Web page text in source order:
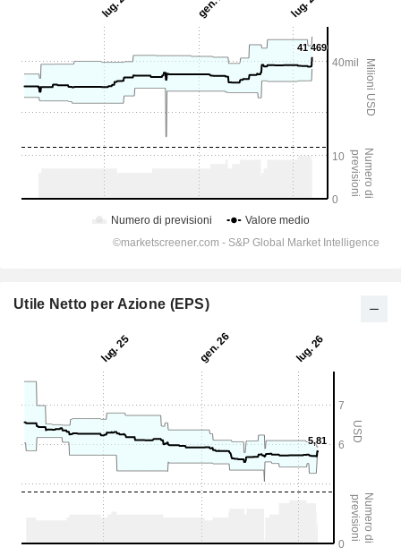
Utile Netto per Azione (EPS)